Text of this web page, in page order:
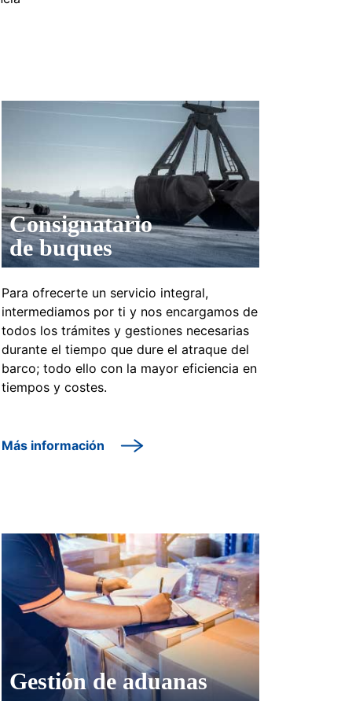
Consignatario
de buques
Para ofrecerte un servicio integral,
intermediamos por ti y nos encargamos de
todos los trámites y gestiones necesarias
durante el tiempo que dure el atraque del
barco; todo ello con la mayor eficiencia en
tiempos y costes.
Más información
Gestión de aduanas